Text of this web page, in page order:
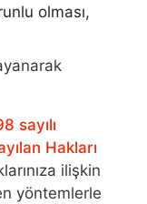
olması,
sayılı
Hakları
ilişkin
yöntemlerle